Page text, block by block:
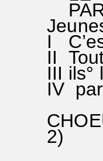
I
II
III ils°
IV
2)
de